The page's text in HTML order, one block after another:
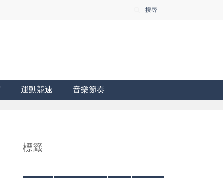
搜尋
運動競速 音樂節奏
標籤